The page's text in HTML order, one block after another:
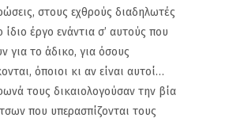
στους εχθρούς διαδηλωτές
ίδιο έργο ενάντια σ’ αυτούς που
για το άδικο, για όσους
όποιοι κι αν είναι αυτοί…
τους δικαιολογούσαν την βία
που υπερασπίζονται τους